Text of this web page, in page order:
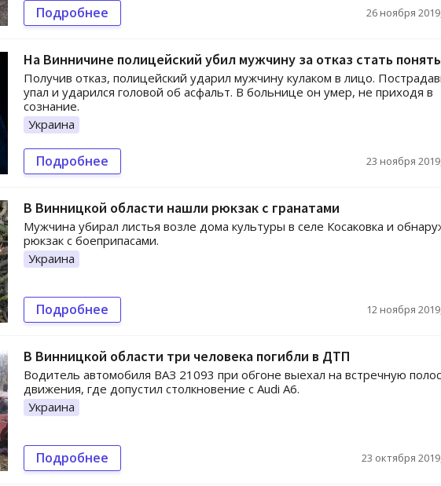
Подробнее 26 ноября
На Винничине полицейский убил мужчину за отказ стать
Получив отказ, полицейский ударил мужчину кулаком в лицо.
упал и ударился головой об асфальт. В больнице он умер, не приходя в
сознание.
Украина
Подробнее 23 ноября
В Винницкой области нашли рюкзак с гранатами
Мужчина убирал листья возле дома культуры в селе Косаковка и
рюкзак с боеприпасами.
Украина
Подробнее 12 ноября
В Винницкой области три человека погибли в ДТП
Водитель автомобиля ВАЗ 21093 при обгоне выехал на встречную
движения, где допустил столкновение с Audi А6.
Украина
Подробнее 23 октября